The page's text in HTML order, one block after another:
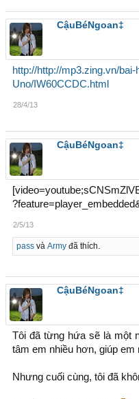
CậuBéNgoan‡
http://http://mp3.zing.vn/
Uno/IW60CCDC.html
28/4/13
CậuBéNgoan‡
2/5/13
passvà Armyđã thích.
CậuBéNgoan‡
Tôi đã từng hứa sẽ là
tâm em nhiều hơn, giúp
Nhưng cuối cùng, tôi đã